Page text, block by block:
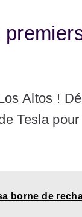
Altos !
Tesla
borne de